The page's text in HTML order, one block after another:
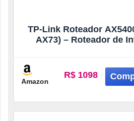
TP-Link Roteador
AX73) – Roteador de
Amazon
R$ 1098